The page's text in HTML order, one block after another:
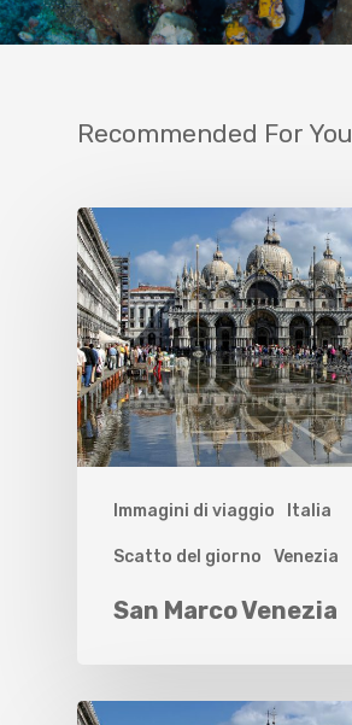
Recommended For You
Immagini di viaggio Italia
Scatto del giorno Venezia
San Marco Venezia